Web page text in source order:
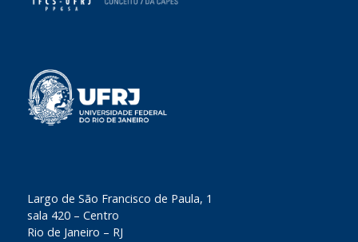
​Largo de São Francisco de Paula, 1
sala 420 – Centro
Rio de Janeiro – RJ